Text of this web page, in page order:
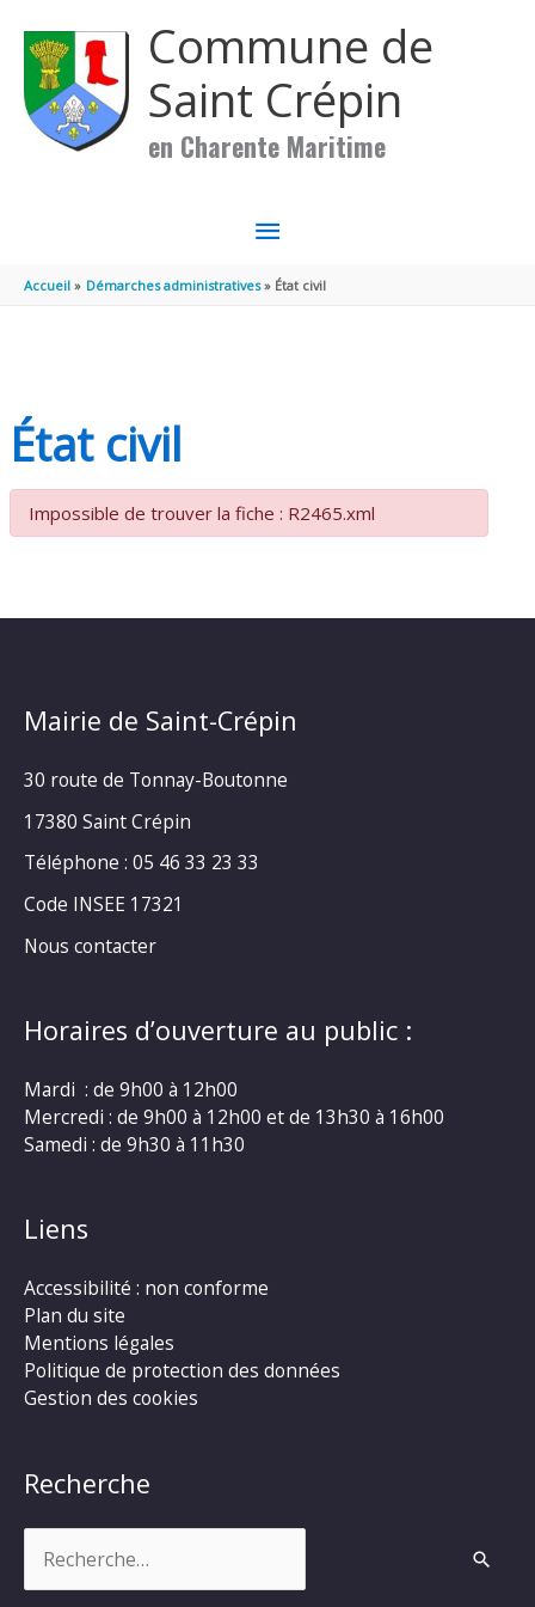
Commune de
Saint Crépin
en Charente Maritime
MENU
PRINCIPAL
Accueil Démarches administratives État civil
État civil
Impossible de trouver la fiche : R2465.xml
Mairie de Saint-Crépin
30 route de Tonnay-Boutonne
17380 Saint Crépin
Téléphone : 05 46 33 23 33
Code INSEE 17321
Nous contacter
Horaires d’ouverture au public :
Mardi : de 9h00 à 12h00
Mercredi : de 9h00 à 12h00 et de 13h30 à 16h00
Samedi : de 9h30 à 11h30
Liens
Accessibilité : non conforme
Plan du site
Mentions légales
Politique de protection des données
Gestion des cookies
Recherche